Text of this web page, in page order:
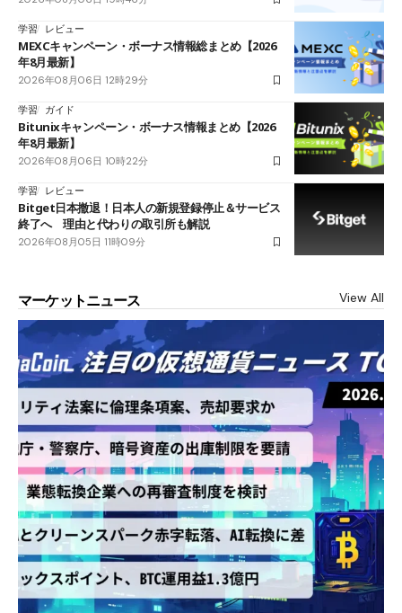
学習 レビュー
MEXCキャンペーン・ボーナス情報総まとめ【2026
年8月最新】
2026年08月06日 12時29分
学習 ガイド
Bitunixキャンペーン・ボーナス情報まとめ【2026
年8月最新】
2026年08月06日 10時22分
学習 レビュー
Bitget日本撤退！日本人の新規登録停止＆サービス
終了へ 理由と代わりの取引所も解説
2026年08月05日 11時09分
マーケットニュース View All